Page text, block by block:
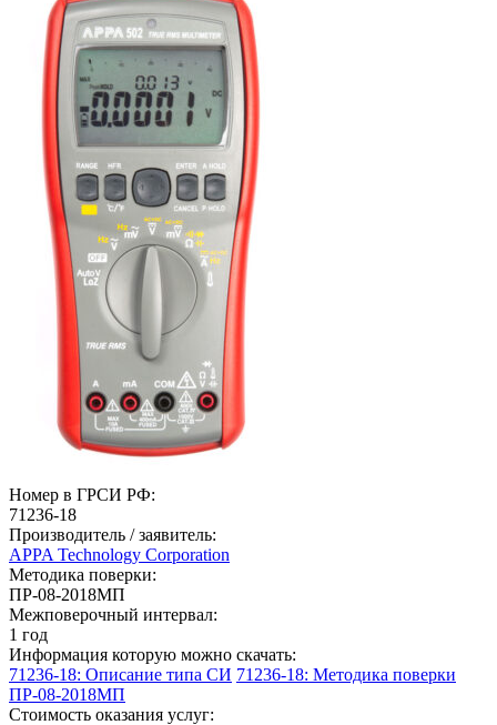
Номер в ГРСИ РФ:
71236-18
Производитель / заявитель:
APPA Technology Corporation
Методика поверки:
ПР-08-2018МП
Межповерочный интервал:
1 год
Информация которую можно скачать:
71236-18: Описание типа СИ 71236-18: Методика поверки
ПР-08-2018МП
Стоимость оказания услуг: